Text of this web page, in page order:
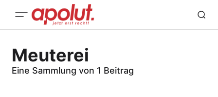
Meuterei
Eine Sammlung von 1 Beitrag